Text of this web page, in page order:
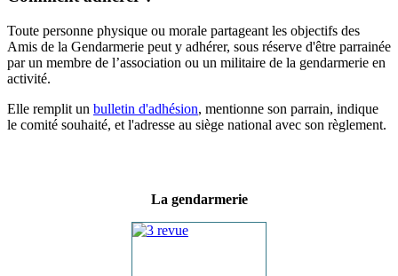
Toute personne physique ou morale partageant les objectifs des
Amis de la Gendarmerie peut y adhérer, sous réserve d'être parrainée
par un membre de l’association ou un militaire de la gendarmerie en
activité.
Elle remplit un bulletin d'adhésion, mentionne son parrain, indique
le comité souhaité, et l'adresse au siège national avec son règlement.
La gendarmerie